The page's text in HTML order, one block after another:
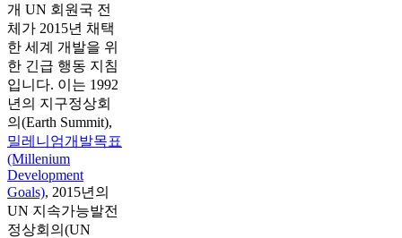
개 UN 회원국 전
체가 2015년 채택
한 세계 개발을 위
한 긴급 행동 지침
입니다. 이는 1992
년의 지구정상회
의(Earth Summit),
밀레니엄개발목표
(Millenium
Development
Goals), 2015년의
UN 지속가능발전
정상회의(UN